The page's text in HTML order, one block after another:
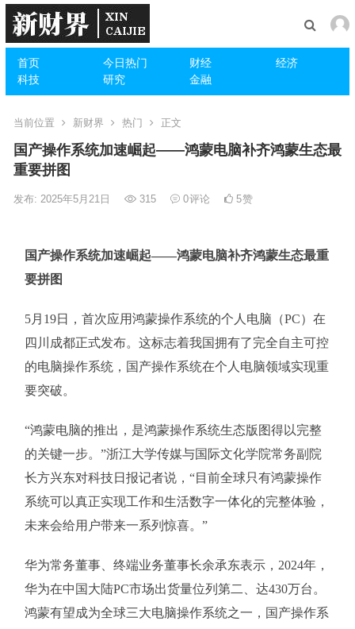
首页 今日热门 财经
经济
科技
研究 金融
当前位置 新财界 热门 正文
国产操作系统加速崛起——鸿蒙电脑补齐鸿蒙生态最
重要拼图
发布: 2025年5月21日 315 0评论 5赞
国产操作系统加速崛起——鸿蒙电脑补齐鸿蒙生态最重
要拼图
5月19日，首次应用鸿蒙操作系统的个人电脑（PC）在
四川成都正式发布。这标志着我国拥有了完全自主可控
的电脑操作系统，国产操作系统在个人电脑领域实现重
要突破。
“鸿蒙电脑的推出，是鸿蒙操作系统生态版图得以完整
的关键一步。”浙江大学传媒与国际文化学院常务副院
长方兴东对科技日报记者说，“目前全球只有鸿蒙操作
系统可以真正实现工作和生活数字一体化的完整体验，
未来会给用户带来一系列惊喜。”
华为常务董事、终端业务董事长余承东表示，2024年，
华为在中国大陆PC市场出货量位列第二、达430万台。
鸿蒙有望成为全球三大电脑操作系统之一，国产操作系